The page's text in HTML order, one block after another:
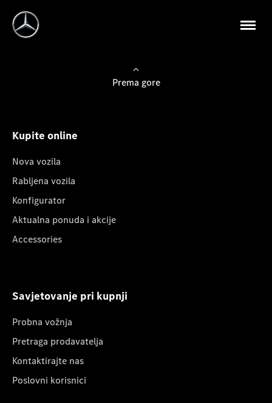
Prema gore
Kupite online
Nova vozila
Rabljena vozila
Konfigurator
Aktualna ponuda i akcije
Accessories
Savjetovanje pri kupnji
Probna vožnja
Pretraga prodavatelja
Kontaktirajte nas
Poslovni korisnici